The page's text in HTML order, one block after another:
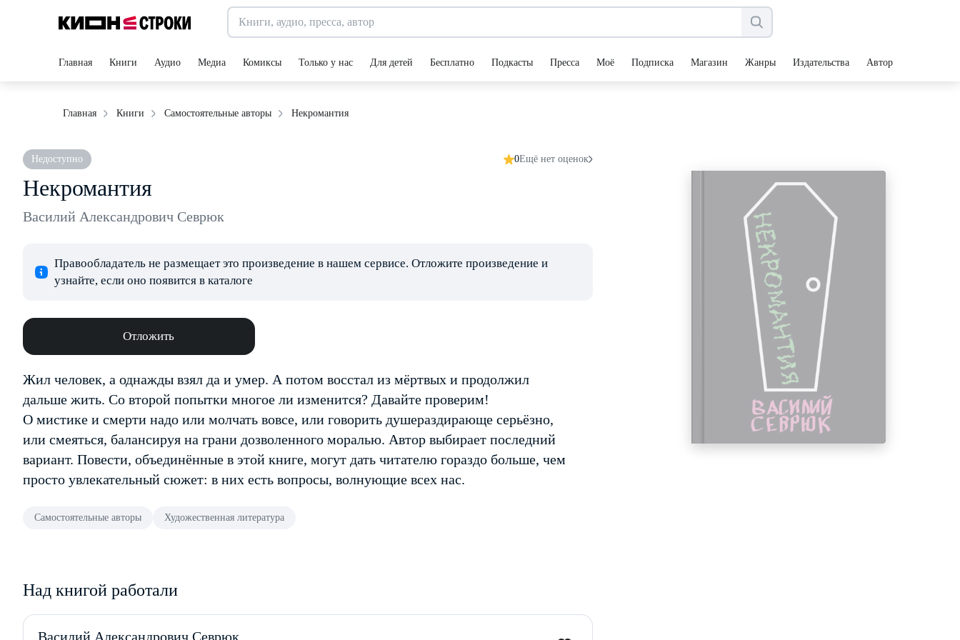
Главная Книги Аудио Медиа Комиксы Только у нас Для детей Бесплатно Подкасты Пресса Моё Подписка Магазин Жанры Издательства Авторы
Главная Книги Самостоятельные авторы Некромантия
Недоступно 0Ещё нет оценок
Некромантия
Василий Александрович Севрюк
Правообладатель не размещает это произведение в нашем сервисе. Отложите произведение и
узнайте, если оно появится в каталоге
Отложить
Жил человек, а однажды взял да и умер. А потом восстал из мёртвых и продолжил
дальше жить. Со второй попытки многое ли изменится? Давайте проверим!
О мистике и смерти надо или молчать вовсе, или говорить душераздирающе серьёзно,
или смеяться, балансируя на грани дозволенного моралью. Автор выбирает последний
вариант. Повести, объединённые в этой книге, могут дать читателю гораздо больше, чем
просто увлекательный сюжет: в них есть вопросы, волнующие всех нас.
Самостоятельные авторы Художественная литература
Над книгой работали
Василий Александрович Севрюк